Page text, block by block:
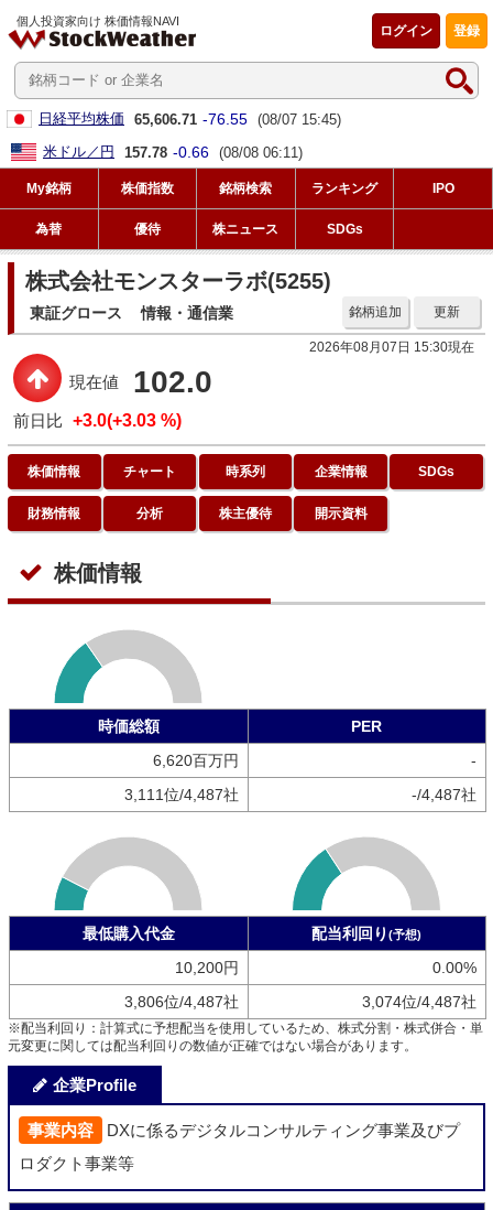
個人投資家向け 株価情報NAVI
登録
ログイン
日経平均株価 65,606.71 -76.55 (08/07 15:45)
米ドル／円
157.78 -0.66 (08/08 06:11)
My銘柄 株価指数 銘柄検索 ランキング IPO
為替 優待 株ニュース SDGs
株式会社モンスターラボ(5255)
東証グロース 情報・通信業 更新
銘柄追加
2026年08月07日 15:30現在
現在値 102.0
前日比 +3.0(+3.03 %)
株価情報 チャート 時系列 企業情報 SDGs
財務情報 分析 株主優待 開示資料
株価情報
時価総額
PER
6,620百万円
-
3,111位/4,487社
-/4,487社
最低購入代金 配当利回り (予想)
10,200円
0.00%
3,806位/4,487社
3,074位/4,487社
※配当利回り：計算式に予想配当を使用しているため、株式分割・株式併合・単
元変更に関しては配当利回りの数値が正確ではない場合があります。
企業Profile
事業内容
DXに係るデジタルコンサルティング事業及びプ
ロダクト事業等